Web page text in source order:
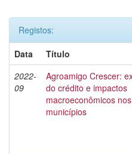
Registos:
Data
Título
2022-
09
Agroamigo Crescer:
do crédito e impactos
macroeconômicos nos
municípios